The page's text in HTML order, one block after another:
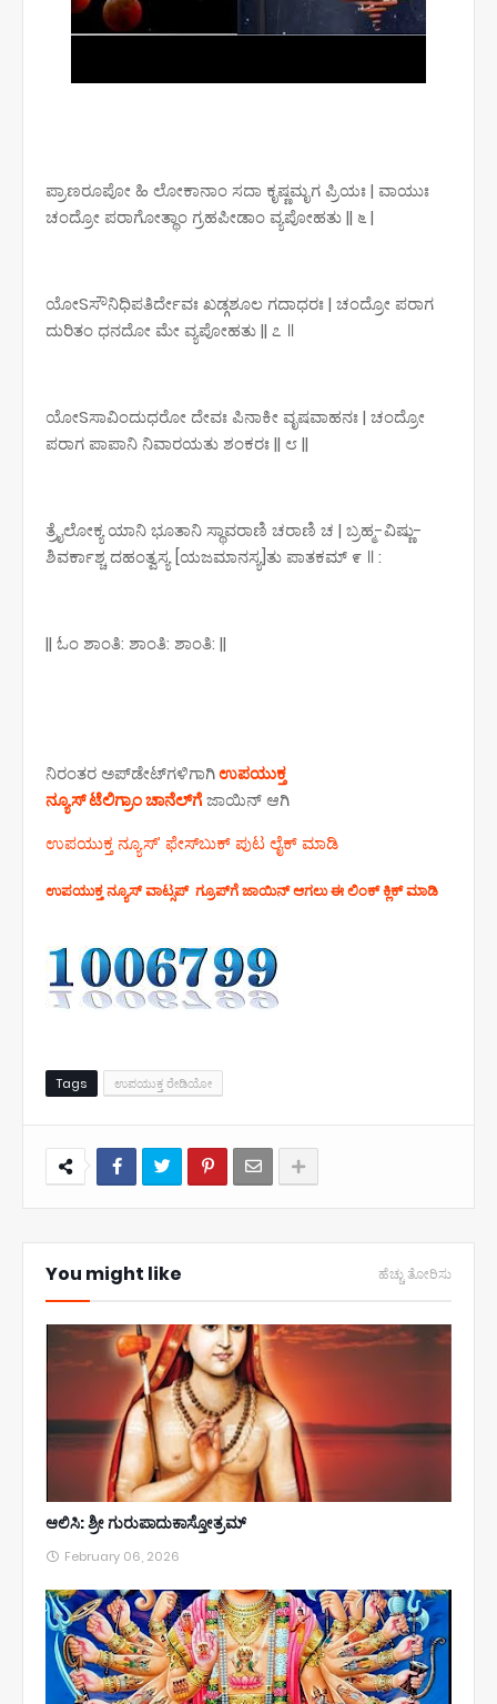
ಪ್ರಾಣರೂಪೋ ಹಿ ಲೋಕಾನಾಂ ಸದಾ ಕೃಷ್ಣಮೃಗ ಪ್ರಿಯಃ | ವಾಯುಃ
ಚಂದ್ರೋ ಪರಾಗೋತ್ಥಾಂ ಗ್ರಹಪೀಡಾಂ ವ್ಯಪೋಹತು || ೬ |
ಯೋSಸೌನಿಧಿಪತಿರ್ದೇವಃ ಖಡ್ಗಶೂಲ ಗದಾಧರಃ | ಚಂದ್ರೋ ಪರಾಗ
ದುರಿತಂ ಧನದೋ ಮೇ ವ್ಯಪೋಹತು || ೭ ॥
ಯೋSಸಾವಿಂದುಧರೋ ದೇವಃ ಪಿನಾಕೀ ವೃಷವಾಹನಃ | ಚಂದ್ರೋ
ಪರಾಗ ಪಾಪಾನಿ ನಿವಾರಯತು ಶಂಕರಃ || ೮ ||
ತ್ರೈಲೋಕ್ಯ ಯಾನಿ ಭೂತಾನಿ ಸ್ಥಾವರಾಣಿ ಚರಾಣಿ ಚ | ಬ್ರಹ್ಮ-ವಿಷ್ಣು-
ಶಿವರ್ಕಾಶ್ಚ ದಹಂತ್ವಸ್ಯ [ಯಜಮಾನಸ್ಯ]ತು ಪಾತಕಮ್ ೯ ॥ :
|| ಓಂ ಶಾಂತಿ: ಶಾಂತಿ: ಶಾಂತಿ: ||
ನಿರಂತರ ಅಪ್‌ಡೇಟ್‌ಗಳಿಗಾಗಿಉಪಯುಕ್ತ
ನ್ಯೂಸ್‌ ಟೆಲಿಗ್ರಾಂ ಚಾನೆಲ್‌ಗೆಜಾಯಿನ್‌ ಆಗಿ
ಉಪಯುಕ್ತ ನ್ಯೂಸ್‌’ ಫೇಸ್‌ಬುಕ್ ಪುಟ ಲೈಕ್ ಮಾಡಿ
ಉಪಯುಕ್ತ ನ್ಯೂಸ್‌ ವಾಟ್ಸಪ್‌ ಗ್ರೂಪ್‌ಗೆ ಜಾಯಿನ್ ಆಗಲು ಈ ಲಿಂಕ್ ಕ್ಲಿಕ್ ಮಾಡಿ
Tags ಉಪಯುಕ್ತ ರೇಡಿಯೋ
You might like ಹೆಚ್ಚು ತೋರಿಸು
ಆಲಿಸಿ: ಶ್ರೀ ಗುರುಪಾದುಕಾಸ್ತೋತ್ರಮ್
February 06, 2026